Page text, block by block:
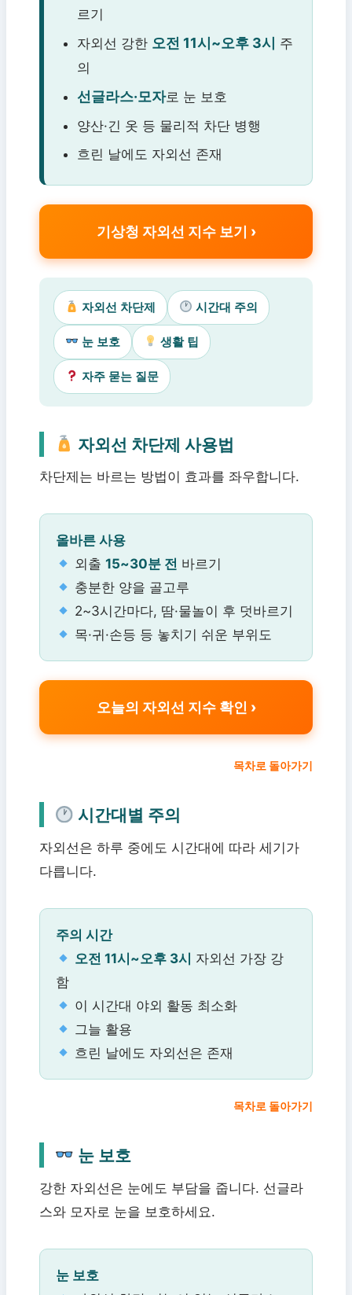
르기
자외선 강한 오전 11시~오후 3시 주
의
선글라스·모자로 눈 보호
양산·긴 옷 등 물리적 차단 병행
흐린 날에도 자외선 존재
기상청 자외선 지수 보기
자외선 차단제 시간대 주의
눈 보호 생활 팁
자주 묻는 질문
자외선 차단제 사용법
차단제는 바르는 방법이 효과를 좌우합니다.
올바른 사용
외출15~30분 전 바르기
충분한 양을 골고루
2~3시간마다, 땀·물놀이 후 덧바르기
목·귀·손등 등 놓치기 쉬운 부위도
오늘의 자외선 지수 확인
목차로 돌아가기
시간대별 주의
자외선은 하루 중에도 시간대에 따라 세기가
다릅니다.
주의 시간
오전 11시~오후 3시 자외선 가장 강
함
이 시간대 야외 활동 최소화
그늘 활용
흐린 날에도 자외선은 존재
목차로 돌아가기
눈 보호
강한 자외선은 눈에도 부담을 줍니다. 선글라
스와 모자로 눈을 보호하세요.
눈 보호